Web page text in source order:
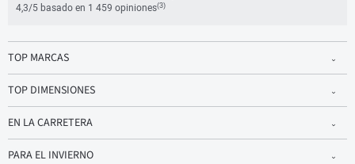
4,3/5 basado en 1 459 opiniones(3)
TOP MARCAS
TOP DIMENSIONES
EN LA CARRETERA
PARA EL INVIERNO